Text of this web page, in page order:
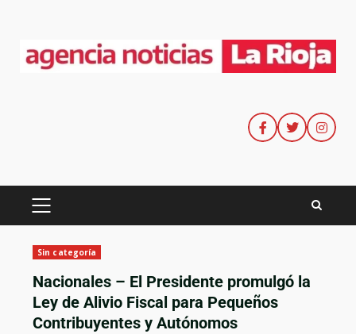
Sin categoría
Nacionales – El Presidente promulgó la
Ley de Alivio Fiscal para Pequeños
Contribuyentes y Autónomos